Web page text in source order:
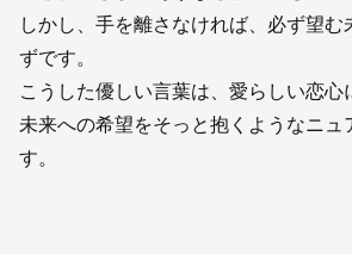
しかし、手を離さなければ、必ず望む
ずです。
こうした優しい言葉は、愛らしい恋心
未来への希望をそっと抱くようなニュ
す。